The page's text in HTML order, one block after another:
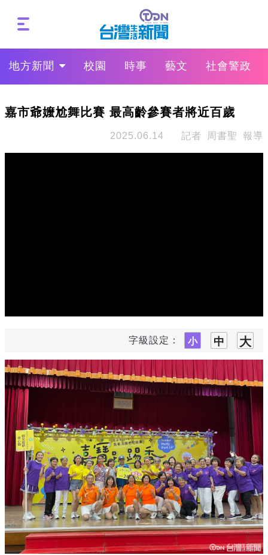
地方新聞 校園 時事 藝文 社會警政
嘉市爺嬤尬舞比賽 最高齡參賽者將近百歲
2025.06.14 記者 周書聖 報導
字級設定：